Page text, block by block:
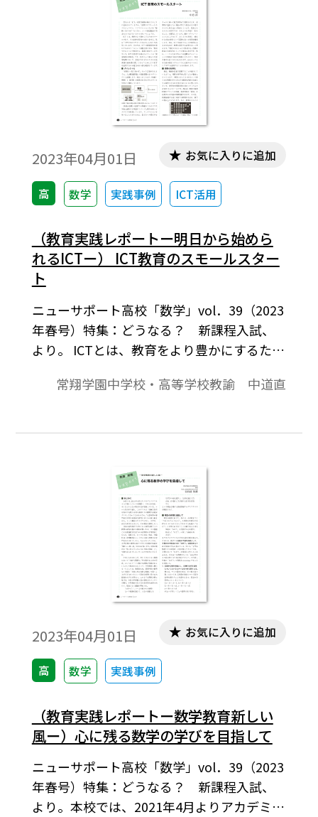
2023年04月01日
高 数学 実践事例 ICT活用
お気に入りに追加
（教育実践レポートー明日から始めら
れるICTー） ICT教育のスモールスター
ト
ニューサポート高校「数学」vol．39（2023
年春号）特集：どうなる？ 新課程入試、
より。 ICTとは、教育をより豊かにするため
ません。私は「学習をわかりやすくするた
ICTは授業目的を果たすためのツールという
用する」程度に留めています。そして、 ICT
を利用する最大のメリットは、「授業時間
の効率化」です。50分という限られた授業
時間において、生徒たちによりたくさんの
充実感や達成感を感じてもらうためにどう
ICTを活用するのが適当か日々試行錯誤して
常翔学園中学校・高等学校教諭 中道直
2023年04月01日
高 数学 実践事例
お気に入りに追加
（教育実践レポートー数学教育新しい
風ー）心に残る数学の学びを目指して
ニューサポート高校「数学」vol．39（2023
年春号）特集：どうなる？ 新課程入試、
より。本校では、2021年4月よりアカデミア